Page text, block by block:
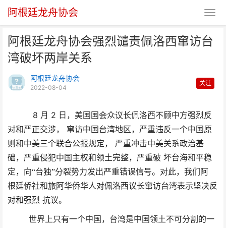
阿根廷龙舟协会
阿根廷龙舟协会强烈谴责佩洛西窜访台
湾破坏两岸关系
阿根廷龙舟协会
2022-08-04
关注
8 月 2 日，美国国会众议长佩洛西不顾中方强烈反
对和严正交涉，
窜访中国台湾地区，严重违反一个中国原
则和中美三个联合公报规定，
严重冲击中美关系政治基
础，严重侵犯中国主权和领土完整，严重破 坏台海和平稳
定，向“台独”分裂势力发出严重错误信号。对此，我们阿
根廷侨社和旅阿华侨华人对佩洛西议长窜访台湾表示坚决反
对和强烈 抗议。
世界上只有一个中国，台湾是中国领土不可分割的一
阿根廷龙舟协会强烈谴责佩洛西窜
访台湾破坏两岸关系